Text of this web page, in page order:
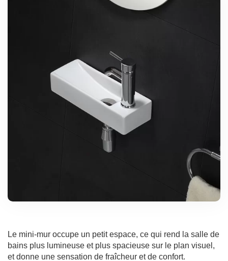
Le mini-mur occupe un petit espace, ce qui rend la salle de
bains plus lumineuse et plus spacieuse sur le plan visuel,
et donne une sensation de fraîcheur et de confort.